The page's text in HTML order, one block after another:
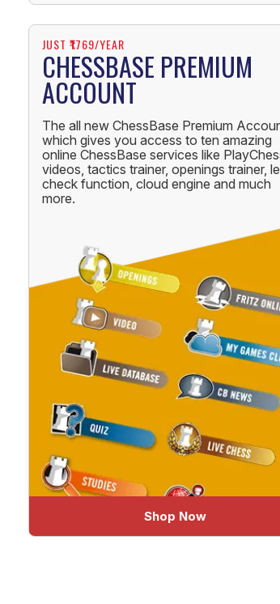
JUST ₹1769/YEAR
CHESSBASE PREMIUM
ACCOUNT
The all new ChessBase Premium
which gives you access to ten amazing
online ChessBase services like
videos, tactics trainer, openings trainer,
check function, cloud engine and much
more.
Shop Now